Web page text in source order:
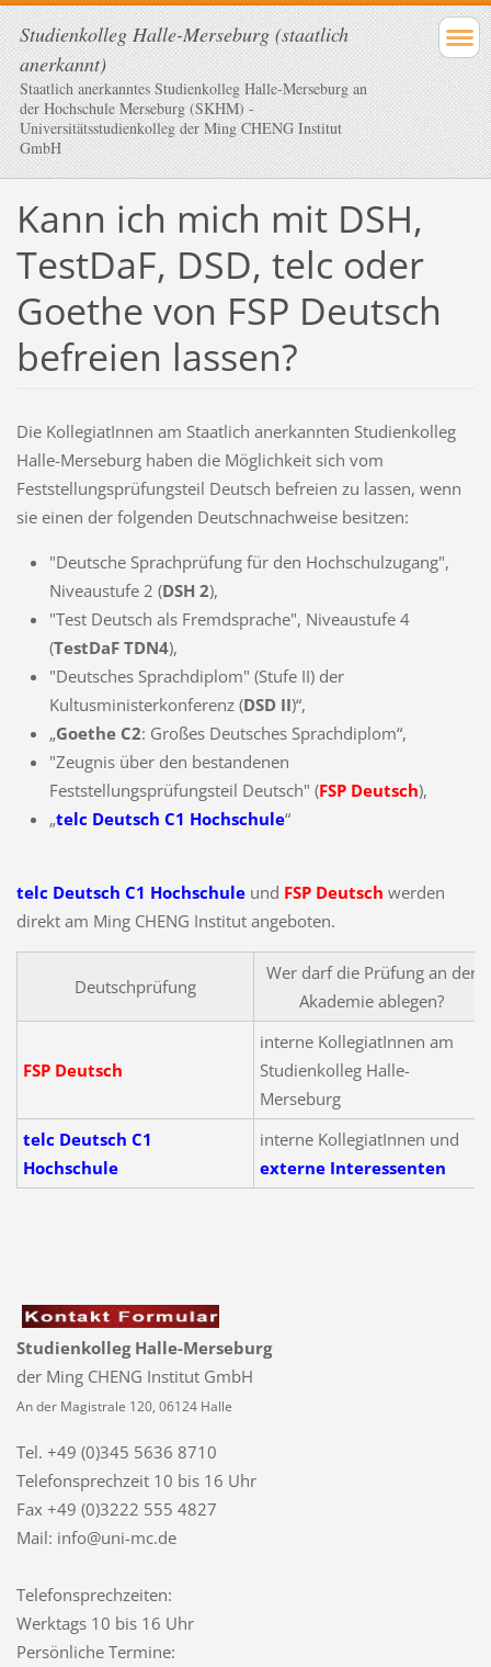
Studienkolleg Halle-Merseburg (staatlich
anerkannt)
Staatlich anerkanntes Studienkolleg Halle-Merseburg an
der Hochschule Merseburg (SKHM) -
Universitätsstudienkolleg der Ming CHENG Institut
GmbH
Kann ich mich mit DSH,
TestDaF, DSD, telc oder
Goethe von FSP Deutsch
befreien lassen?
Die KollegiatInnen am Staatlich anerkannten Studienkolleg
Halle-Merseburg haben die Möglichkeit sich vom
Feststellungsprüfungsteil Deutsch befreien zu lassen, wenn
sie einen der folgenden Deutschnachweise besitzen:
"Deutsche Sprachprüfung für den Hochschulzugang",
Niveaustufe 2 (DSH 2),
"Test Deutsch als Fremdsprache", Niveaustufe 4
(TestDaF TDN4),
"Deutsches Sprachdiplom" (Stufe II) der
Kultusministerkonferenz (DSD II)“,
„Goethe C2: Großes Deutsches Sprachdiplom“,
"Zeugnis über den bestandenen
Feststellungsprüfungsteil Deutsch" (FSP Deutsch),
„telc Deutsch C1 Hochschule“
telc Deutsch C1 Hochschuleund FSP Deutsch werden
direkt am Ming CHENG Institut angeboten.
Deutschprüfung
Wer darf die Prüfung an der
Akademie ablegen?
FSP Deutsch
interne KollegiatInnen am
Studienkolleg Halle-
Merseburg
telc Deutsch C1
Hochschule
interne KollegiatInnen und
externe Interessenten
Studienkolleg Halle-Merseburg
der Ming CHENG Institut GmbH
An der Magistrale 120, 06124 Halle
Tel. +49 (0)345 5636 8710
Telefonsprechzeit 10 bis 16 Uhr
Fax +49 (0)3222 555 4827
Mail: info@uni-mc.de
Telefonsprechzeiten:
Werktags 10 bis 16 Uhr
Persönliche Termine: